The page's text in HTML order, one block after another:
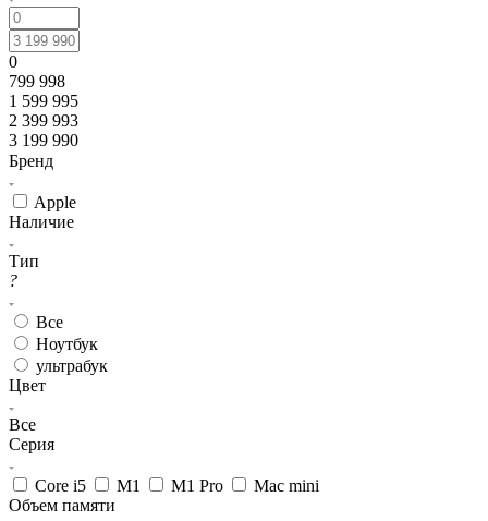
0
799 998
1 599 995
2 399 993
3 199 990
Бренд
Apple
Наличие
Тип
?
Все
Ноутбук
ультрабук
Цвет
Все
Серия
Core i5 M1 M1 Pro
Mac mini
Объем памяти